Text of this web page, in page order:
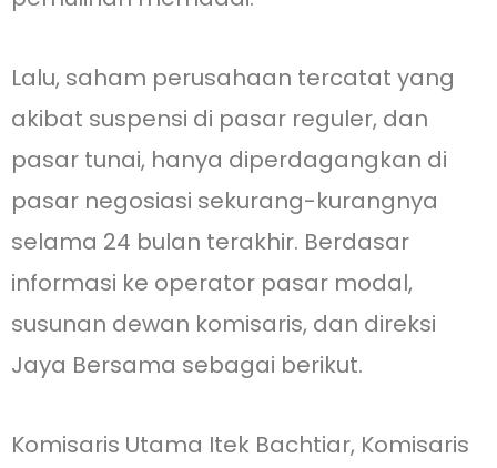
Lalu, saham perusahaan tercatat yang
akibat suspensi di pasar reguler, dan
pasar tunai, hanya diperdagangkan di
pasar negosiasi sekurang-kurangnya
selama 24 bulan terakhir. Berdasar
informasi ke operator pasar modal,
susunan dewan komisaris, dan direksi
Jaya Bersama sebagai berikut.
Komisaris Utama Itek Bachtiar, Komisaris